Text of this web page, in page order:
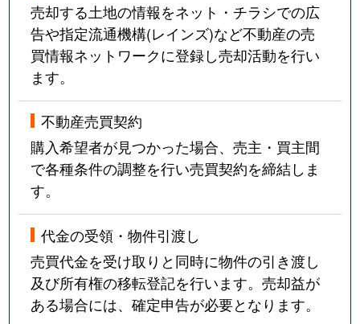
売却する土地の情報をネット・チラシでの広
告や指定流通機構(レインズ)など不動産の売
買情報ネットワークに登録し売却活動を行い
ます。
不動産売買契約
購入希望者が見つかった場合、売主・買主間
で各種条件の調整を行い売買契約を締結しま
す。
代金の受領・物件引渡し
売買代金を受け取りと同時に物件の引き渡し
及び所有権の移転登記を行います。売却益が
ある場合には、確定申告が必要となります。